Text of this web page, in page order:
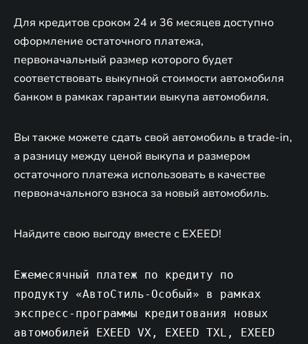
Для кредитов сроком 24 и 36 месяцев доступно
оформление остаточного платежа,
первоначальный размер которого будет
соответствовать выкупной стоимости автомобиля
банком в рамках гарантии выкупа автомобиля.
Вы также можете сдать свой автомобиль в trade-in,
а разницу между ценой выкупа и размером
остаточного платежа использовать в качестве
первоначального взноса за новый автомобиль.
Найдите свою выгоду вместе с EXEED!
Ежемесячный платеж по кредиту по
продукту «АвтоСтиль-Особый» в рамках
экспресс-программы кредитования новых
автомобилей EXEED VX, EXEED TXL, EXEED